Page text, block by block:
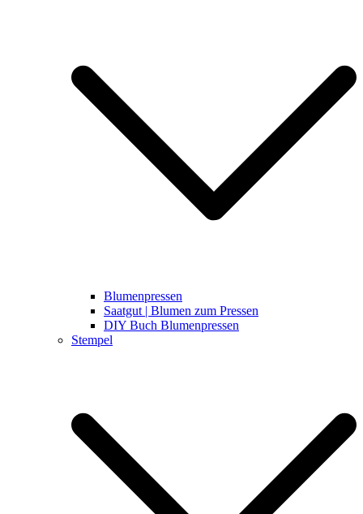
Blumenpressen
Saatgut | Blumen zum Pressen
DIY Buch Blumenpressen
Stempel